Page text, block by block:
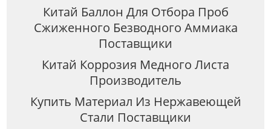
Китай Баллон Для Отбора Проб
Сжиженного Безводного Аммиака
Поставщики
Китай Коррозия Медного Листа
Производитель
Купить Материал Из Нержавеющей
Стали Поставщики